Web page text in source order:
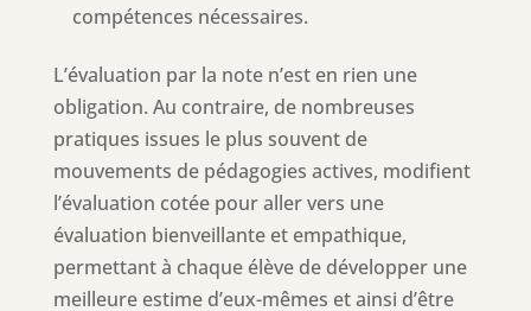
compétences nécessaires.
L’évaluation par la note n’est en rien une
obligation. Au contraire, de nombreuses
pratiques issues le plus souvent de
mouvements de pédagogies actives, modifient
l’évaluation cotée pour aller vers une
évaluation bienveillante et empathique,
permettant à chaque élève de développer une
meilleure estime d’eux-mêmes et ainsi d’être